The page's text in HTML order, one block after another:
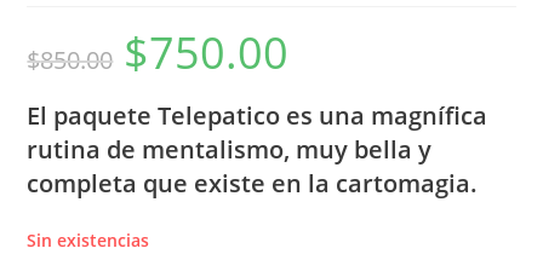
$850.00
El
precio
original
$850.00.
$750.00
$750.00.
El paquete Telepatico es una magnífica
rutina de mentalismo, muy bella y
completa que existe en la cartomagia.
Sin existencias